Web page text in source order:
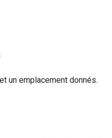
un emplacement donnés.